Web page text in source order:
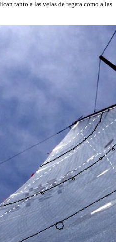
tanto a las velas de regata como a las